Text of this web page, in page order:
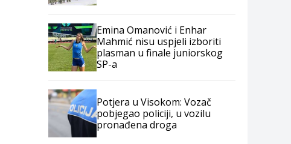
Emina Omanović i Enhar
Mahmić nisu uspjeli izboriti
plasman u finale juniorskog
SP-a
Potjera u Visokom: Vozač
pobjegao policiji, u vozilu
pronađena droga